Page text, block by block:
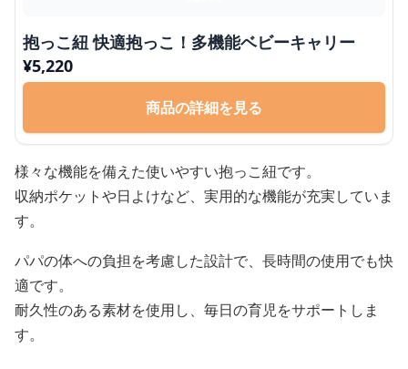
抱っこ紐 快適抱っこ！多機能ベビーキャリー
¥5,220
商品の詳細を見る
様々な機能を備えた使いやすい抱っこ紐です。
収納ポケットや日よけなど、実用的な機能が充実していま
す。
パパの体への負担を考慮した設計で、長時間の使用でも快
適です。
耐久性のある素材を使用し、毎日の育児をサポートしま
す。